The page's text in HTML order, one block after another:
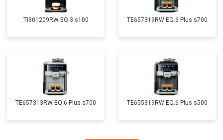
TI301209RW EQ.3 s100 TE657319RW EQ.6 Plus s700
TE657313RW EQ.6 Plus s700 TE655319RW EQ.6 Plus s500